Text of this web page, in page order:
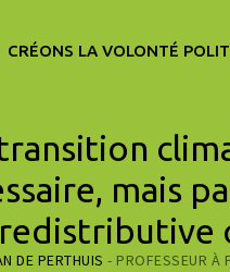
CRÉONS LA VOLONTÉ
mais
redistributive
DE PERTHUIS - PROFESSEUR À